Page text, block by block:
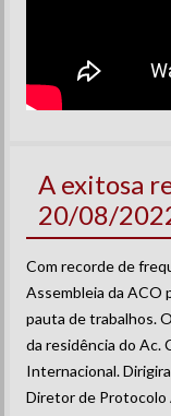
A exitosa
20/08/
Com recorde de
Assembleia da ACO
pauta de trabalhos.
da residência do Ac.
Internacional.
Diretor de Protocolo